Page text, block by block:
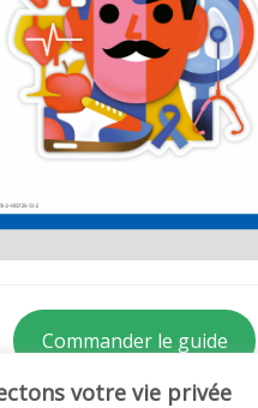
votre vie privée
Commander le guide